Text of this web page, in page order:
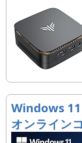
Windows
オンライン